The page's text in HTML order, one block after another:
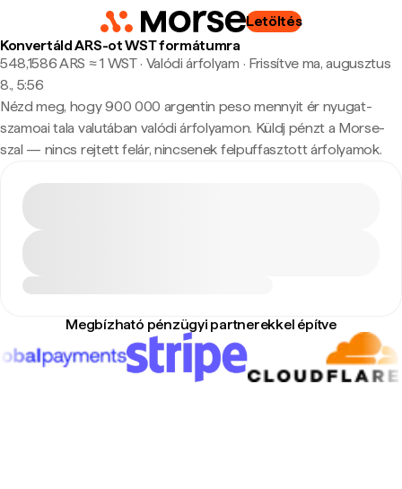
Letöltés
Konvertáld ARS-ot WST formátumra
548,1586 ARS ≈ 1 WST · Valódi árfolyam · Frissítve ma, augusztus
8., 5:56
Nézd meg, hogy 900 000 argentin peso mennyit ér nyugat-
szamoai tala valutában valódi árfolyamon. Küldj pénzt a Morse-
szal — nincs rejtett felár, nincsenek felpuffasztott árfolyamok.
Megbízható pénzügyi partnerekkel építve